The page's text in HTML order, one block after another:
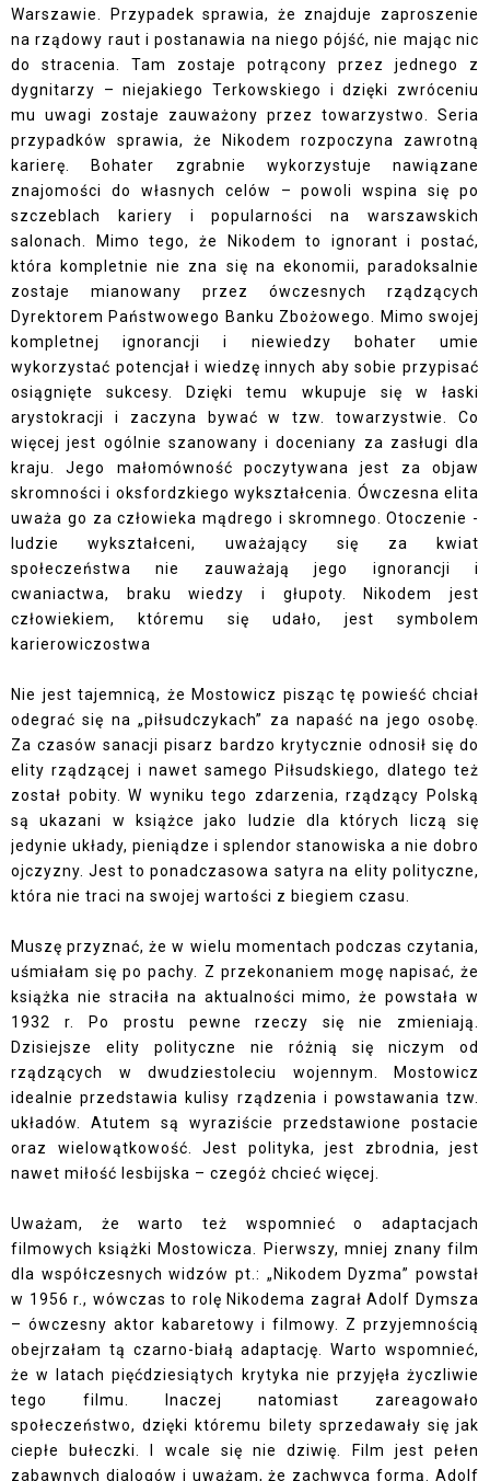
Warszawie. Przypadek sprawia, że znajduje zaproszenie
na rządowy raut i postanawia na niego pójść, nie mając nic
do stracenia. Tam zostaje potrącony przez jednego z
dygnitarzy – niejakiego Terkowskiego i dzięki zwróceniu
mu uwagi zostaje zauważony przez towarzystwo. Seria
przypadków sprawia, że Nikodem rozpoczyna zawrotną
karierę. Bohater zgrabnie wykorzystuje nawiązane
znajomości do własnych celów – powoli wspina się po
szczeblach kariery i popularności na warszawskich
salonach. Mimo tego, że Nikodem to ignorant i postać,
która kompletnie nie zna się na ekonomii, paradoksalnie
zostaje mianowany przez ówczesnych rządzących
Dyrektorem Państwowego Banku Zbożowego. Mimo swojej
kompletnej ignorancji i niewiedzy bohater umie
wykorzystać potencjał i wiedzę innych aby sobie przypisać
osiągnięte sukcesy. Dzięki temu wkupuje się w łaski
arystokracji i zaczyna bywać w tzw. towarzystwie. Co
więcej jest ogólnie szanowany i doceniany za zasługi dla
kraju. Jego małomówność poczytywana jest za objaw
skromności i oksfordzkiego wykształcenia. Ówczesna elita
uważa go za człowieka mądrego i skromnego. Otoczenie -
ludzie wykształceni, uważający się za kwiat
społeczeństwa nie zauważają jego ignorancji i
cwaniactwa, braku wiedzy i głupoty. Nikodem jest
człowiekiem, któremu się udało, jest symbolem
karierowiczostwa
Nie jest tajemnicą, że Mostowicz pisząc tę powieść chciał
odegrać się na „piłsudczykach” za napaść na jego osobę.
Za czasów sanacji pisarz bardzo krytycznie odnosił się do
elity rządzącej i nawet samego Piłsudskiego, dlatego też
został pobity. W wyniku tego zdarzenia, rządzący Polską
są ukazani w książce jako ludzie dla których liczą się
jedynie układy, pieniądze i splendor stanowiska a nie dobro
ojczyzny. Jest to ponadczasowa satyra na elity polityczne,
która nie traci na swojej wartości z biegiem czasu.
Muszę przyznać, że w wielu momentach podczas czytania,
uśmiałam się po pachy. Z przekonaniem mogę napisać, że
książka nie straciła na aktualności mimo, że powstała w
1932 r. Po prostu pewne rzeczy się nie zmieniają.
Dzisiejsze elity polityczne nie różnią się niczym od
rządzących w dwudziestoleciu wojennym. Mostowicz
idealnie przedstawia kulisy rządzenia i powstawania tzw.
układów. Atutem są wyraziście przedstawione postacie
oraz wielowątkowość. Jest polityka, jest zbrodnia, jest
nawet miłość lesbijska – czegóż chcieć więcej.
Uważam, że warto też wspomnieć o adaptacjach
filmowych książki Mostowicza. Pierwszy, mniej znany film
dla współczesnych widzów pt.: „Nikodem Dyzma” powstał
w 1956 r., wówczas to rolę Nikodema zagrał Adolf Dymsza
– ówczesny aktor kabaretowy i filmowy. Z przyjemnością
obejrzałam tą czarno-białą adaptację. Warto wspomnieć,
że w latach pięćdziesiątych krytyka nie przyjęła życzliwie
tego filmu. Inaczej natomiast zareagowało
społeczeństwo, dzięki któremu bilety sprzedawały się jak
ciepłe bułeczki. I wcale się nie dziwię. Film jest pełen
zabawnych dialogów i uważam, że zachwyca formą. Adolf